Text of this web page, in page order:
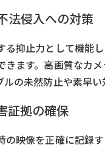
法侵入への対策
抑止力として機能
きます。高画質なカ
の未然防止や素早い
証拠の確保
の映像を正確に記録